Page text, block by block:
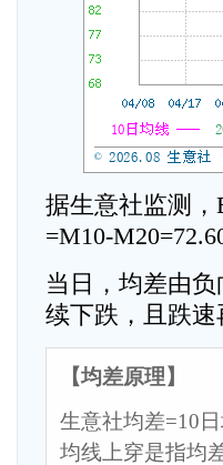
据生意社监测，
=M10-
当日，均差由
续下跌，且跌速
【均差原理】
生意社均差=10日
均线上穿是指均